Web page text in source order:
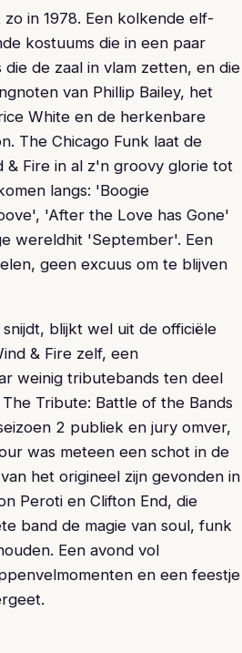
in 1978. Een kolkende elf-
kostuums die in een paar
de zaal in vlam zetten, en die
van Phillip Bailey, het
White en de herkenbare
The Chicago Funk laat de
& Fire in al z'n groovy glorie tot
langs: 'Boogie
'After the Love has Gone'
wereldhit 'September'. Een
geen excuus om te blijven
blijkt wel uit de officiële
& Fire zelf, een
weinig tributebands ten deel
Tribute: Battle of the Bands
2 publiek en jury omver,
was meteen een schot in de
het origineel zijn gevonden in
Peroti en Clifton End, die
band de magie van soul, funk
Een avond vol
en een feestje